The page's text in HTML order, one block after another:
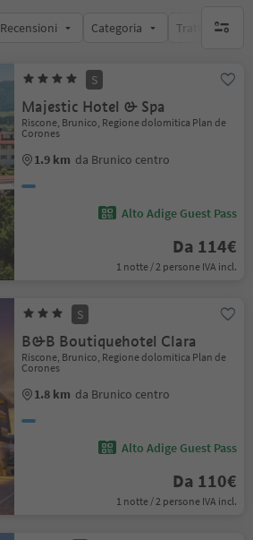
Recensioni Categoria Trattamento
S
Majestic Hotel & Spa
Riscone, Brunico, Regione dolomitica Plan de
Corones
1.9 km da Brunico centro
Alto Adige Guest Pass
Da 114€
1 notte / 2 persone IVA incl.
S
B&B Boutiquehotel Clara
Riscone, Brunico, Regione dolomitica Plan de
Corones
1.8 km da Brunico centro
Alto Adige Guest Pass
Da 110€
1 notte / 2 persone IVA incl.